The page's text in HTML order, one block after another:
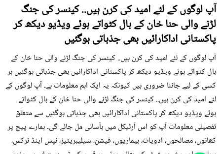
آپ لوگوں کے لئے امید کی کرن ہیں.. کینسر کی جنگ
لڑنے والی حنا خان کے بال کٹواتے ہوئے ویڈیو دیکھ کر
پاکستانی اداکارائیں بھی جذباتی ہوگئیں
آپ لوگوں کے لئے امید کی کرن ہیں.. کینسر کی جنگ لڑنے والی حنا خان کے
بال کٹواتے ہوئے ویڈیو دیکھ کر پاکستانی اداکارائیں بھی جذباتی ہوگئیں ہر
کسی کے لیے جاننا ضروری ہیں کیونکہ یہ ایک اہم معلومات ہے۔ آپ لوگوں کے
لئے امید کی کرن ہیں.. کینسر کی جنگ لڑنے والی حنا خان کے بال کٹواتے
ہوئے ویڈیو دیکھ کر پاکستانی اداکارائیں بھی جذباتی ہوگئیں سے متعلق
تفصیلی معلومات آپ کو اس آرٹیکل میں بآسانی مل جائے گی۔ ہمارے پیج پر
کھانوں، مصالحوں، ادویات، بیماریوں، فیشن، سیلیبریٹیز، ٹپس اینڈ ٹرکس،